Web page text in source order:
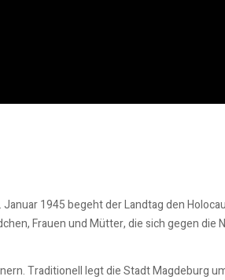
1945 begeht der Landtag den
Frauen und Mütter, die sich gegen die
Traditionell legt die Stadt Magdeburg